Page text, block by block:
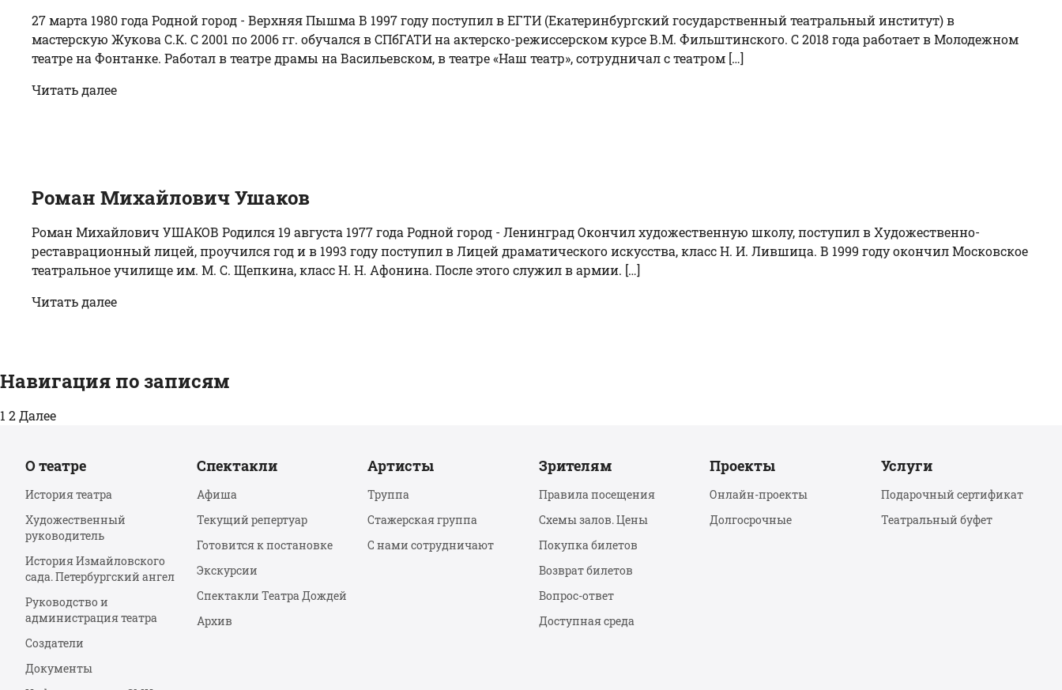
27 марта 1980 года Родной город - Верхняя Пышма В 1997 году поступил в ЕГТИ (Екатеринбургский государственный театральный институт) в
мастерскую Жукова С.К. С 2001 по 2006 гг. обучался в СПбГАТИ на актерско-режиссерском курсе В.М. Фильштинского. С 2018 года работает в Молодежном
театре на Фонтанке. Работал в театре драмы на Васильевском, в театре «Наш театр», сотрудничал с театром […]
Читать далее
Роман Михайлович Ушаков
Роман Михайлович УШАКОВ Родился 19 августа 1977 года Родной город - Ленинград Окончил художественную школу, поступил в Художественно-
реставрационный лицей, проучился год и в 1993 году поступил в Лицей драматического искусства, класс Н. И. Лившица. В 1999 году окончил Московское
театральное училище им. М. С. Щепкина, класс Н. Н. Афонина. После этого служил в армии. […]
Читать далее
Навигация по записям
1 2Далее
О театре
История театра
Художественный
руководитель
История Измайловского
сада. Петербургский ангел
Руководство и
администрация театра
Создатели
Документы
Спектакли
Афиша
Текущий репертуар
Готовится к постановке
Экскурсии
Спектакли Театра Дождей
Архив
Артисты
Труппа
Стажерская группа
С нами сотрудничают
Зрителям
Правила посещения
Схемы залов. Цены
Покупка билетов
Возврат билетов
Вопрос-ответ
Доступная среда
Проекты
Онлайн-проекты
Долгосрочные
Услуги
Подарочный сертификат
Театральный буфет